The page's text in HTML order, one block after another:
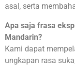
asal, serta
Apa saja frasa
Mandarin?
Kami dapat
ungkapan rasa